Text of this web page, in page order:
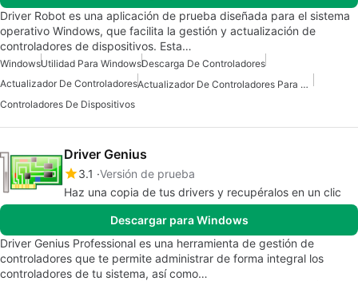
Driver Robot es una aplicación de prueba diseñada para el sistema
operativo Windows, que facilita la gestión y actualización de
controladores de dispositivos. Esta…
WindowsUtilidad Para WindowsDescarga De Controladores
Actualizador De Controladores
Actualizador De Controladores Para Windows
Controladores De Dispositivos
Driver Genius
3.1 Versión de prueba
Haz una copia de tus drivers y recupéralos en un clic
Descargar para Windows
Driver Genius Professional es una herramienta de gestión de
controladores que te permite administrar de forma integral los
controladores de tu sistema, así como…